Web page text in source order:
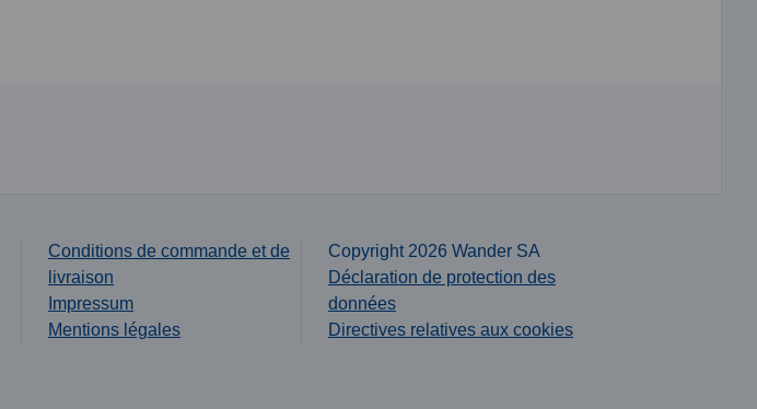
Conditions de commande et de
livraison
Impressum
Mentions légales
Copyright 2026 Wander SA
Déclaration de protection des
données
Directives relatives aux cookies